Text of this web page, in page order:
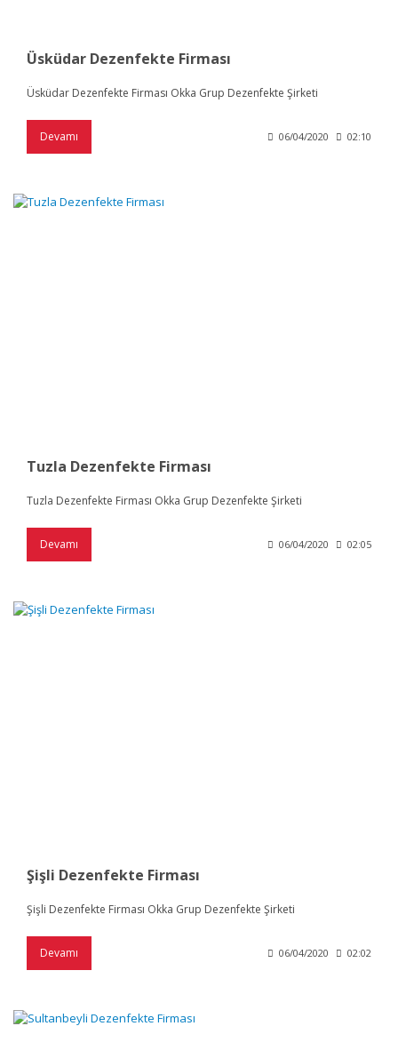
Üsküdar Dezenfekte Firması
Üsküdar Dezenfekte Firması Okka Grup Dezenfekte Şirketi
Devamı 06/04/2020 02:10
Tuzla Dezenfekte Firması
Tuzla Dezenfekte Firması Okka Grup Dezenfekte Şirketi
Devamı 06/04/2020 02:05
Şişli Dezenfekte Firması
Şişli Dezenfekte Firması Okka Grup Dezenfekte Şirketi
Devamı 06/04/2020 02:02